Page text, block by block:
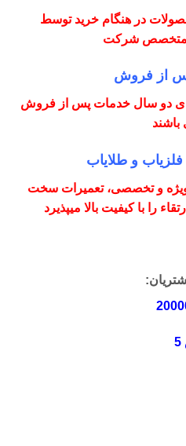
در هنگام خرید توسط
متخصص شرکت
از فروش
دو سال خدمات پس از فروش
فلزیاب و طلایاب
و تخصصی، تعمیرات سخت
را با کیفیت بالا میپذیرد